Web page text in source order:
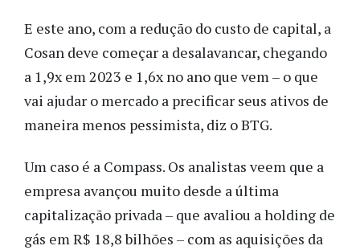
E este ano, com a redução do custo de capital, a
Cosan deve começar a desalavancar, chegando
a 1,9x em 2023 e 1,6x no ano que vem – o que
vai ajudar o mercado a precificar seus ativos de
maneira menos pessimista, diz o BTG.
Um caso é a Compass. Os analistas veem que a
empresa avançou muito desde a última
capitalização privada – que avaliou a holding de
gás em R$ 18,8 bilhões – com as aquisições da